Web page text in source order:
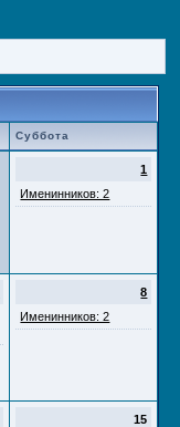
Суббота
1
Именинников: 2
8
Именинников: 2
15